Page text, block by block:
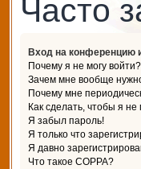
Часто
Вход на конференцию
Почему я не могу войти?
Зачем мне вообще
Почему мне
Как сделать, чтобы я
Я забыл пароль!
Я только что
Я давно
Что такое COPPA?